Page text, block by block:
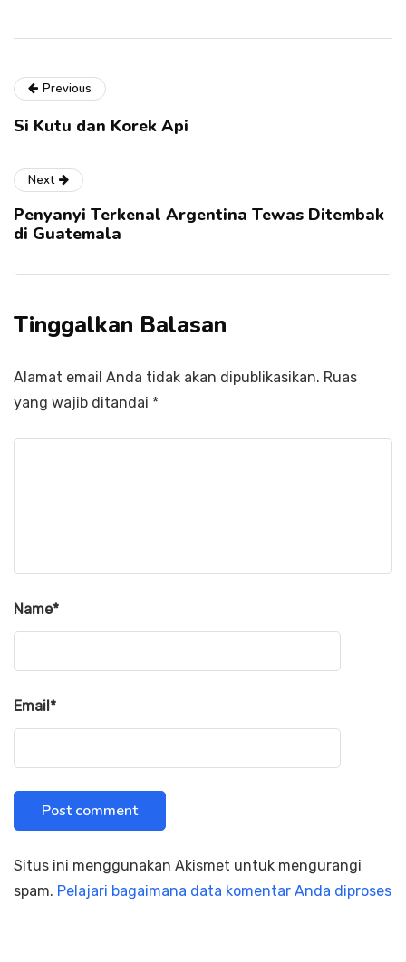
Previous
Si Kutu dan Korek Api
Next
Penyanyi Terkenal Argentina Tewas Ditembak
di Guatemala
Tinggalkan Balasan
Alamat email Anda tidak akan dipublikasikan. Ruas
yang wajib ditandai *
Name*
Email*
Situs ini menggunakan Akismet untuk mengurangi
spam. Pelajari bagaimana data komentar Anda diproses